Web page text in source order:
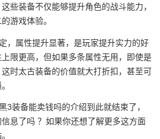
些装备不仅能够提升角色的战斗能力，
游戏体验。
，属性提升显著，是玩家提升实力的好
限更高，但如果多条属性无用，即使是
时太古装备的价值就大打折扣，甚至可
3装备能卖钱吗的介绍到此就结束了，
息了吗 ？如果你还想了解更多这方面